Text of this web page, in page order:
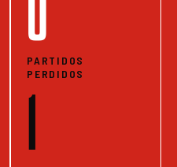
PARTIDOS
PERDIDOS
1